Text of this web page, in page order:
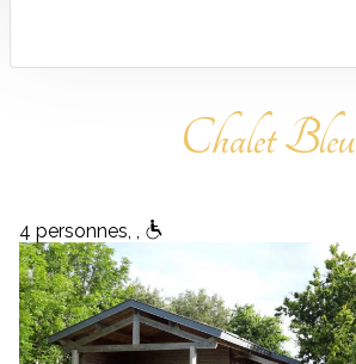
Chalet Bleu
4 personnes